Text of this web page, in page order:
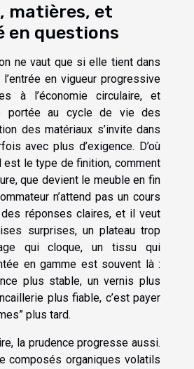
matières, et
questions
ne vaut que si elle tient dans
en vigueur progressive
à l’économie circulaire, et
portée au cycle de vie des
des matériaux s’invite dans
avec plus d’exigence. D’où
est le type de finition, comment
que devient le meuble en fin
n’attend pas un cours
réponses claires, et il veut
surprises, un plateau trop
qui cloque, un tissu qui
en gamme est souvent là :
plus stable, un vernis plus
plus fiable, c’est payer
plus tard.
la prudence progresse aussi.
composés organiques volatils